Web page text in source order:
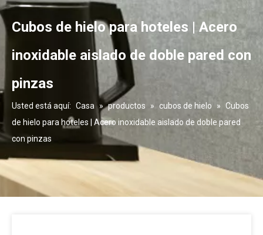
Cubos de hielo para hoteles | Acero
inoxidable aislado de doble pared con
pinzas
Usted está aquí: Casa » productos » cubos de hielo » Cubos
de hielo para hoteles | Acero inoxidable aislado de doble pared
con pinzas